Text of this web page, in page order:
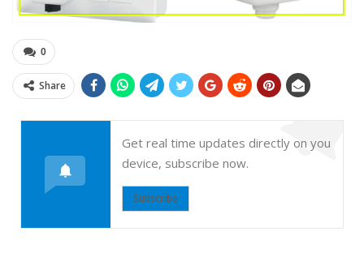
0
Share
Get real time updates directly on you
device, subscribe now.
Subscribe